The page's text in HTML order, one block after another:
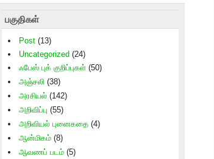
பகுதிகள்
Post(13)
Uncategorized (24)
ஃபேஸ் புக் குறிப்புகள்(50)
அஞ்சலி(38)
அரசியல் (142)
அறிவிப்பு (55)
அறிவியல் புனைகதை(4)
ஆன்மிகம்(8)
ஆவணப் படம்(5)